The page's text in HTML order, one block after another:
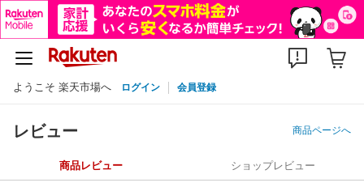
ようこそ 楽天市場へ ログイン 会員登録
レビュー 商品ページへ
商品レビュー ショップレビュー